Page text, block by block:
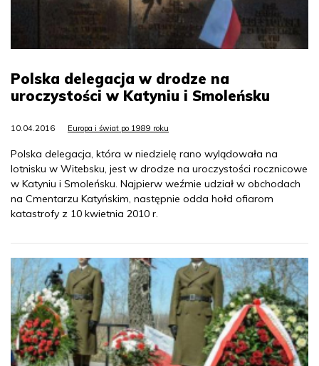
Polska delegacja w drodze na
uroczystości w Katyniu i Smoleńsku
10.04.2016 Europa i świat po 1989 roku
Polska delegacja, która w niedzielę rano wylądowała na
lotnisku w Witebsku, jest w drodze na uroczystości rocznicowe
w Katyniu i Smoleńsku. Najpierw weźmie udział w obchodach
na Cmentarzu Katyńskim, następnie odda hołd ofiarom
katastrofy z 10 kwietnia 2010 r.